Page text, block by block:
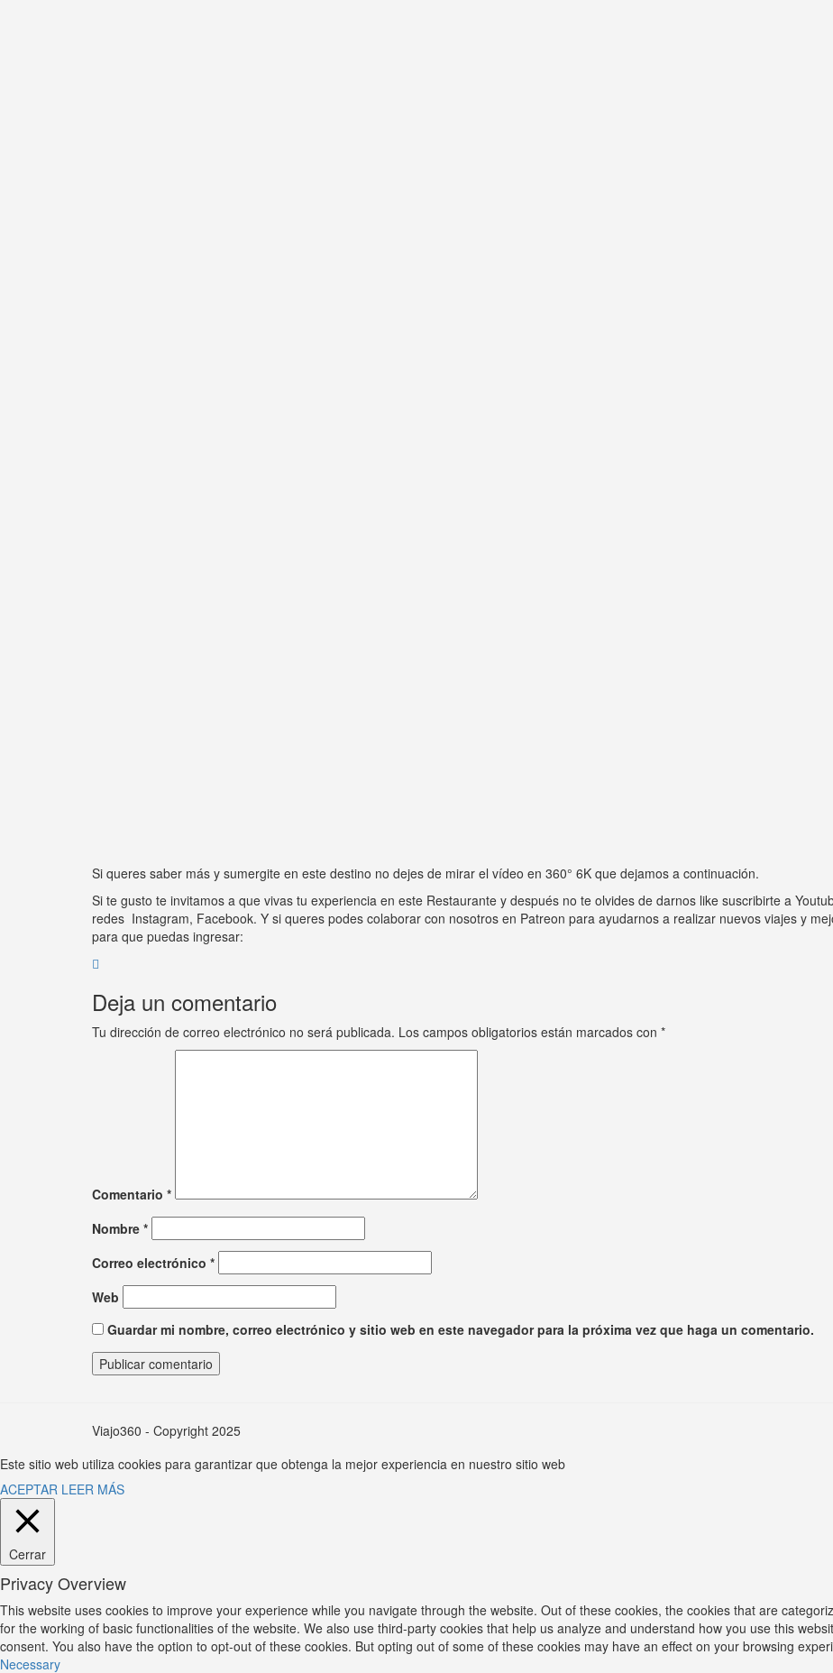
Si queres saber más y sumergite en este destino no dejes de mirar el vídeo en 360° 6K que dejamos a continuación.
Si te gusto te invitamos a que vivas tu experiencia en este Restaurante y después no te olvides de darnos like suscribirte a
redes Instagram, Facebook. Y si queres podes colaborar con nosotros en Patreon para ayudarnos a realizar nuevos viajes y
para que puedas ingresar:
Deja un comentario
Tu dirección de correo electrónico no será publicada. Los campos obligatorios están marcados con *
Comentario *
Nombre *
Correo electrónico *
Web
Guardar mi nombre, correo electrónico y sitio web en este navegador para la próxima vez que haga un comentario.
Viajo360 - Copyright 2025
Este sitio web utiliza cookies para garantizar que obtenga la mejor experiencia en nuestro sitio web
ACEPTAR LEER MÁS
Cerrar
Privacy Overview
This website uses cookies to improve your experience while you navigate through the website. Out of these cookies, the cookies that are
for the working of basic functionalities of the website. We also use third-party cookies that help us analyze and understand how you use this
consent. You also have the option to opt-out of these cookies. But opting out of some of these cookies may have an effect on your browsing
Necessary